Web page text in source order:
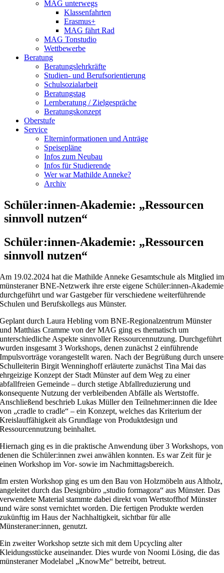
MAG unterwegs
Klassenfahrten
Erasmus+
MAG fährt Rad
MAG Tonstudio
Wettbewerbe
Beratung
Beratungslehrkräfte
Studien- und Berufsorientierung
Schulsozialarbeit
Beratungstag
Lernberatung / Zielgespräche
Beratungskonzept
Oberstufe
Service
Elterninformationen und Anträge
Speisepläne
Infos zum Neubau
Infos für Studierende
Wer war Mathilde Anneke?
Archiv
Schüler:innen-Akademie: „Ressourcen
sinnvoll nutzen“
Schüler:innen-Akademie: „Ressourcen
sinnvoll nutzen“
Am 19.02.2024 hat die Mathilde Anneke Gesamtschule als Mitglied im
münsteraner BNE-Netzwerk ihre erste eigene Schüler:innen-Akademie
durchgeführt und war Gastgeber für verschiedene weiterführende
Schulen und Berufskollegs aus Münster.
Geplant durch Laura Hebling vom BNE-Regionalzentrum Münster
und Matthias Cramme von der MAG ging es thematisch um
unterschiedliche Aspekte sinnvoller Ressourcennutzung. Durchgeführt
wurden insgesamt 3 Workshops, denen zunächst 2 einführende
Impulsvorträge vorangestellt waren. Nach der Begrüßung durch unsere
Schulleiterin Birgit Wenninghoff erläuterte zunächst Tina Mai das
ehrgeizige Konzept der Stadt Münster auf dem Weg zu einer
abfallfreien Gemeinde – durch stetige Abfallreduzierung und
konsequente Nutzung der verbleibenden Abfälle als Wertstoffe.
Anschließend beschrieb Lukas Müller den Teilnehmer:innen die Idee
von „cradle to cradle“ – ein Konzept, welches das Kriterium der
Kreislauffähigkeit als Grundlage von Produktdesign und
Ressourcennutzung beinhaltet.
Hiernach ging es in die praktische Anwendung über 3 Workshops, von
denen die Schüler:innen zwei anwählen konnten. Es war Zeit für je
einen Workshop im Vor- sowie im Nachmittagsbereich.
Im ersten Workshop ging es um den Bau von Holzmöbeln aus Altholz,
angeleitet durch das Designbüro „studio formagora“ aus Münster. Das
verwendete Material stammte dabei direkt vom Wertstoffhof Münster
und wäre sonst vernichtet worden. Die fertigen Produkte werden
zukünftig im Haus der Nachhaltigkeit, sichtbar für alle
Münsteraner:innen, genutzt.
Ein zweiter Workshop setzte sich mit dem Upcycling alter
Kleidungsstücke auseinander. Dies wurde von Noomi Lösing, die das
münsteraner Modelabel „KnowMe“ betreibt, betreut.